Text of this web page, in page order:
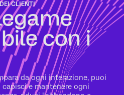
CLIENTI
con i
da ogni interazione, puoi
e mantenere ogni